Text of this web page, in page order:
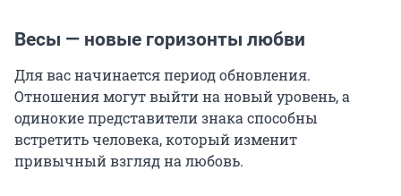
Весы — новые горизонты любви
Для вас начинается период обновления.
Отношения могут выйти на новый уровень, а
одинокие представители знака способны
встретить человека, который изменит
привычный взгляд на любовь.